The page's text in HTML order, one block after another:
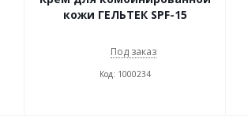
кожи ГЕЛЬТЕК SPF-15
Под заказ
Код: 1000234